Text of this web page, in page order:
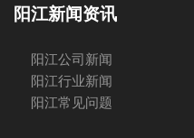
阳江新闻资讯
阳江公司新闻
阳江行业新闻
阳江常见问题